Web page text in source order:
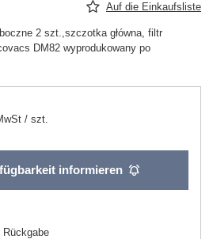
Auf die Einkaufsliste
2 szt.,szczotka główna, filtr
DM82 wyprodukowany po
/ szt.
informieren
Rückgabe